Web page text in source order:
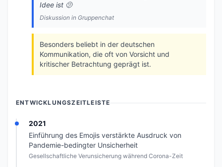
Idee ist 🫤
Diskussion in Gruppenchat
Besonders beliebt in der deutschen
Kommunikation, die oft von Vorsicht und
kritischer Betrachtung geprägt ist.
ENTWICKLUNGSZEITLEISTE
2021
Einführung des Emojis verstärkte Ausdruck von
Pandemie-bedingter Unsicherheit
Gesellschaftliche Verunsicherung während Corona-Zeit